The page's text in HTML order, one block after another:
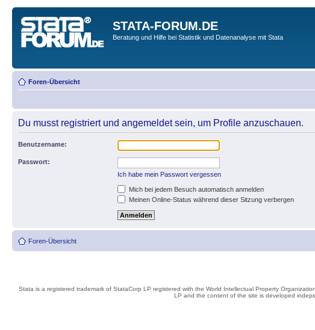
STATA-FORUM.DE
Beratung und Hilfe bei Statistik und Datenanalyse mit Stata
Foren-Übersicht
Du musst registriert und angemeldet sein, um Profile anzuschauen.
Benutzername:
Passwort:
Ich habe mein Passwort vergessen
Mich bei jedem Besuch automatisch anmelden
Meinen Online-Status während dieser Sitzung verbergen
Foren-Übersicht
Stata is a registered trademark of StataCorp LP registered with the World Intellectual Property
LP and the content of the site is developed